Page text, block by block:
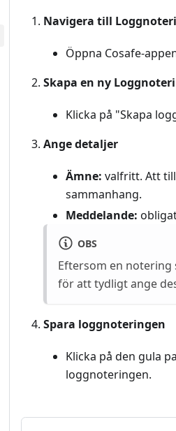
Navigera till
Öppna Cosafe-
Skapa en ny
Klicka på "Skapa
Ange detaljer
Ämne: valfritt. Att
sammanhang.
Meddelande:
OBS
Eftersom en
för att tydligt ange
Spara loggnoteringen
Klicka på den gula
loggnoteringen.